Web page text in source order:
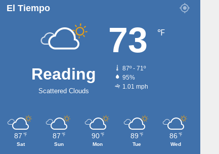
El Tiempo
Reading
Scattered Clouds
73 ℉
87º - 71º
95%
1.01 mph
87 ℉
Sat
87 ℉
Sun
90 ℉
Mon
89 ℉
Tue
86 ℉
Wed